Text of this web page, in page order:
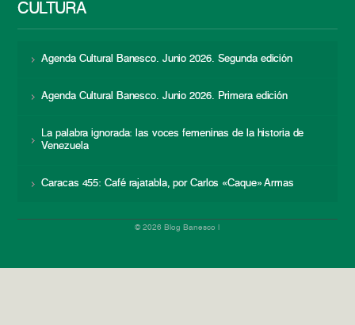
CULTURA
Agenda Cultural Banesco. Junio 2026. Segunda edición
Agenda Cultural Banesco. Junio 2026. Primera edición
La palabra ignorada: las voces femeninas de la historia de
Venezuela
Caracas 455: Café rajatabla, por Carlos «Caque» Armas
© 2026 Blog Banesco |